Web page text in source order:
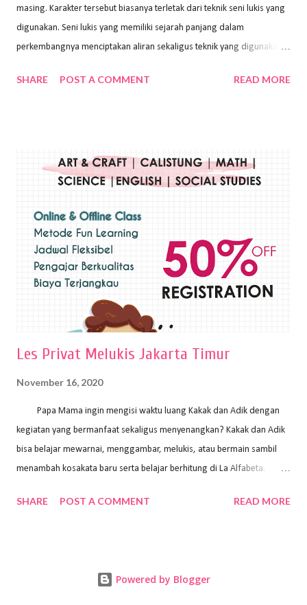
masing. Karakter tersebut biasanya terletak dari teknik seni lukis yang
digunakan. Seni lukis yang memiliki sejarah panjang dalam
perkembangnya menciptakan aliran sekaligus teknik yang digunakan.
Wayan Kun Adnyana, teknik yang berbeda tentunya akan
menggunakan bahan dasar cat air, cat akrilik, atau cat minyak dengan
sapuan warna cat yang tebal. Dengan memberikan sapuan warna
pelukis untuk menghasilkan lukisan yang mempesona dan tentunya
bernilai tinggi. Ciri teknik plakat Ciri-ciri teknik plakat, yaitu: Sapuan
warna yang kental dan tebal. Hasil lukisan menutupi seluruh bagian
medianya Mem...
SHARE POST A COMMENT READ MORE
Les Privat Melukis Jakarta Timur
November 16, 2020
Papa Mama ingin mengisi waktu luang Kakak dan Adik dengan
kegiatan yang bermanfaat sekaligus menyenangkan? Kakak dan Adik
bisa belajar mewarnai, menggambar, melukis, atau bermain sambil
menambah kosakata baru serta belajar berhitung di La Alfabeta.
kok untuk mengajar dengan metode yang fun, La Alfabeta
Alfabeta. ⁣⁣⁣⁣Ada pilihan online class maupun offline class lho! Cek
SHARE POST A COMMENT READ MORE
Powered by Blogger